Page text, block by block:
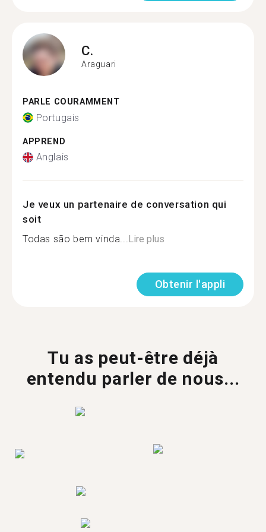
C.
Araguari
PARLE COURAMMENT
Portugais
APPREND
Anglais
Je veux un partenaire de conversation qui
soit
Todas são bem vinda...Lire plus
Obtenir l'appli
Tu as peut-être déjà
entendu parler de nous...